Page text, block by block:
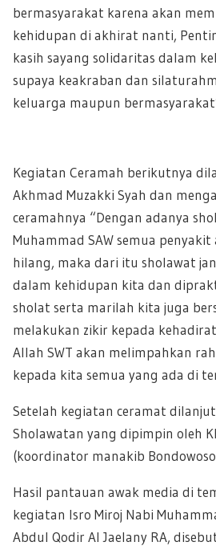
bermasyarakat karena akan
kehidupan di akhirat nanti,
kasih sayang solidaritas dalam
supaya keakraban dan
keluarga maupun
Kegiatan Ceramah berikutnya
Akhmad Muzakki Syah dan
ceramahnya “Dengan adanya
Muhammad SAW semua
hilang, maka dari itu sholawat
dalam kehidupan kita dan
sholat serta marilah kita juga
melakukan zikir kepada kehadirat
Allah SWT akan melimpahkan
kepada kita semua yang ada di
Setelah kegiatan ceramat
Sholawatan yang dipimpin oleh
(koordinator manakib
Hasil pantauan awak media di
kegiatan Isro Miroj Nabi
Abdul Qodir Al Jaelany RA,